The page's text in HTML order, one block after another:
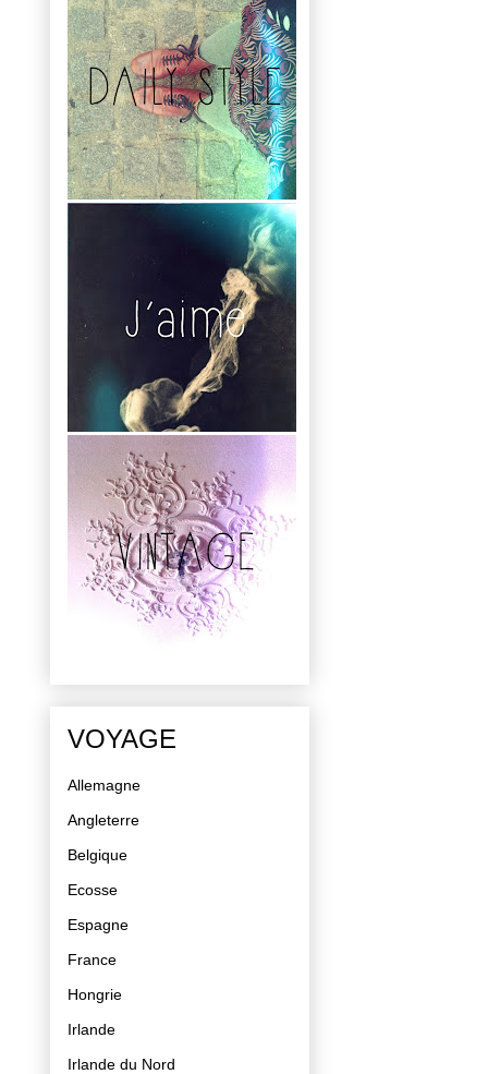
VOYAGE
Allemagne
Angleterre
Belgique
Ecosse
Espagne
France
Hongrie
Irlande
Irlande du Nord